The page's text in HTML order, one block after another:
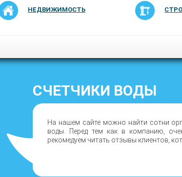
НЕДВИЖИМОСТЬ
СЧЕТЧИКИ ВОДЫ
На нашем сайте можно найти сотни
воды. Перед тем как в компанию,
рекомедуем читать отзывы клиентов,